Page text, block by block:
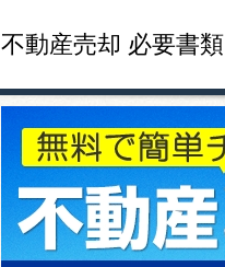
不動産売却 必要書類